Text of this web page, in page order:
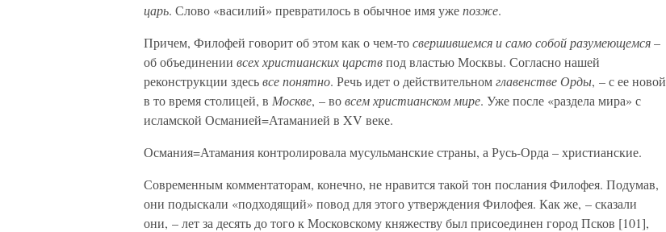
царь. Слово «василий» превратилось в обычное имя ужепозже.
Причем, Филофей говорит об этом как о чем-тосвершившемся и само собой разумеющемся–
об объединении всех христианских царствпод властью Москвы. Согласно нашей
реконструкции здесьвсе понятно. Речь идет о действительномглавенстве Орды, – с ее новой
в то время столицей, в Москве, – вовсем христианском мире. Уже после «раздела мира» с
исламской Османией=Атаманией в XV веке.
Османия=Атамания контролировала мусульманские страны, а Русь-Орда – христианские.
Современным комментаторам, конечно, не нравится такой тон послания Филофея. Подумав,
они подыскали «подходящий» повод для этого утверждения Филофея. Как же, – сказали
они, – лет за десять до того к Московскому княжеству был присоединен город Псков [101],